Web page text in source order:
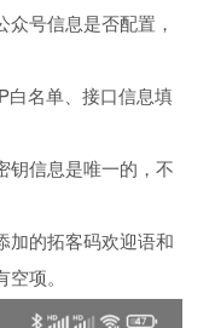
号信息是否配置，
白名单、接口信息填
钥信息是唯一的，不
加的拓客码欢迎语和
项。